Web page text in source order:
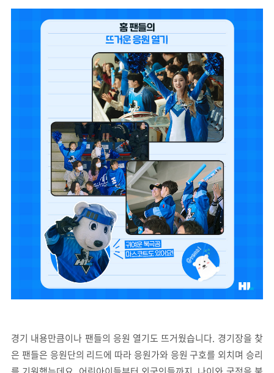
경기 내용만큼이나 팬들의 응원 열기도 뜨거웠습니다. 경기장을 찾
은 팬들은 응원단의 리드에 따라 응원가와 응원 구호를 외치며 승리